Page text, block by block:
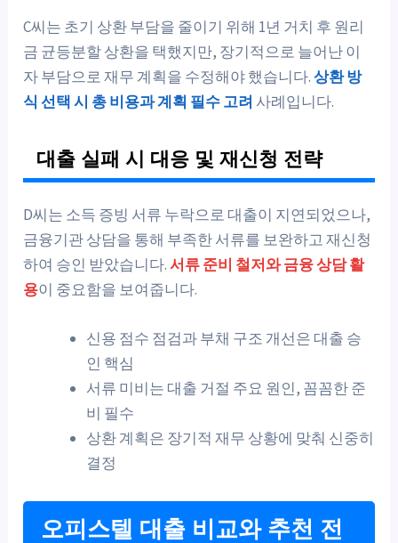
C씨는 초기 상환 부담을 줄이기 위해 1년 거치 후 원리
금 균등분할 상환을 택했지만, 장기적으로 늘어난 이
자 부담으로 재무 계획을 수정해야 했습니다.상환 방
식 선택 시 총 비용과 계획 필수 고려 사례입니다.
대출 실패 시 대응 및 재신청 전략
D씨는 소득 증빙 서류 누락으로 대출이 지연되었으나,
금융기관 상담을 통해 부족한 서류를 보완하고 재신청
하여 승인 받았습니다.서류 준비 철저와 금융 상담 활
용이 중요함을 보여줍니다.
신용 점수 점검과 부채 구조 개선은 대출 승
인 핵심
서류 미비는 대출 거절 주요 원인, 꼼꼼한 준
비 필수
상환 계획은 장기적 재무 상황에 맞춰 신중히
결정
오피스텔 대출 비교와 추천 전